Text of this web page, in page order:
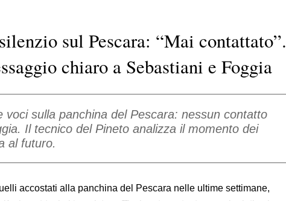
sul Pescara: “Mai contattato”.
chiaro a Sebastiani e Foggia
voci sulla panchina del Pescara: nessun contatto
Il tecnico del Pineto analizza il momento dei
al futuro.
accostati alla panchina del Pescara nelle ultime settimane,